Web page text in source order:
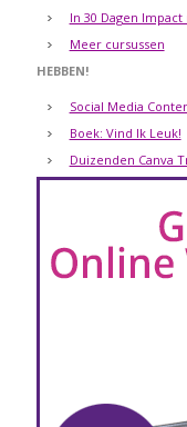
In 30 Dagen
Meer cursussen
HEBBEN!
Social Media
Boek: Vind Ik Leuk!
Duizenden Canva